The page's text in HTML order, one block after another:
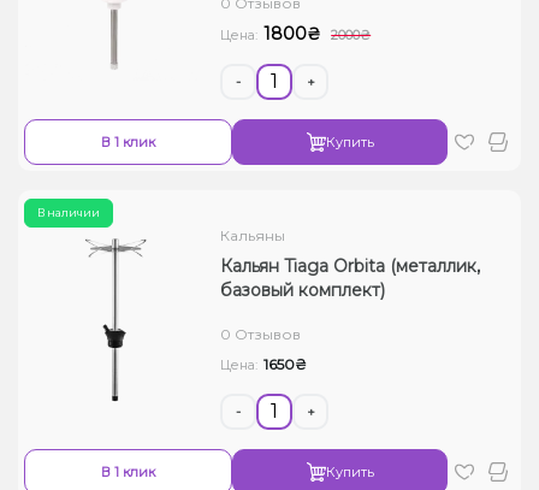
Цена: 1800₴ 2000₴
- +
В 1 клик Купить
В наличии
Кальяны
Кальян Tiaga Orbita (металлик,
базовый комплект)
0 Отзывов
Цена: 1650₴
- +
В 1 клик Купить